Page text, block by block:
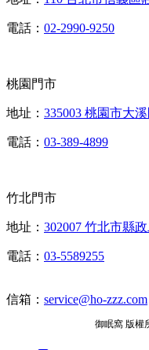
電話： 02-2990-9250
桃園門市
地址： 335003 桃園市大
電話： 03-389-4899
竹北門市
地址： 302007 竹北市縣
電話： 03-5589255
信箱： service@ho-zzz.com
御眠窩 版權